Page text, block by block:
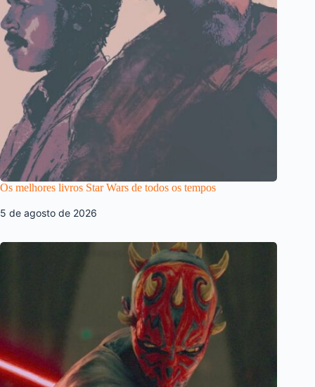
Os melhores livros Star Wars de todos os tempos
5 de agosto de 2026